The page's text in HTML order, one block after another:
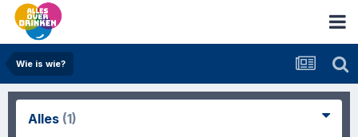
Wie is wie?
Alles (1)